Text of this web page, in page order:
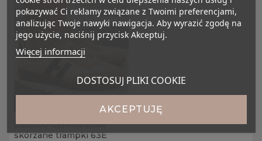
Beżowo-czekoladowe
skórzane trampki 63E
pokazywać Ci reklamy związane z Twoimi preferencjami,
analizując Twoje nawyki nawigacja. Aby wyrazić zgodę na
jego użycie, naciśnij przycisk Akceptuj.
Więcej informacji
DOSTOSUJ PLIKI COOKIE
AKCEPTUJĘ